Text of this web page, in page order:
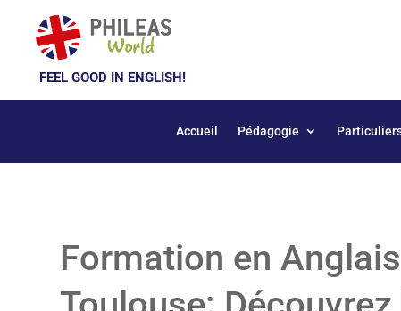
FEEL GOOD IN ENGLISH!
Accueil Pédagogie
Formation en